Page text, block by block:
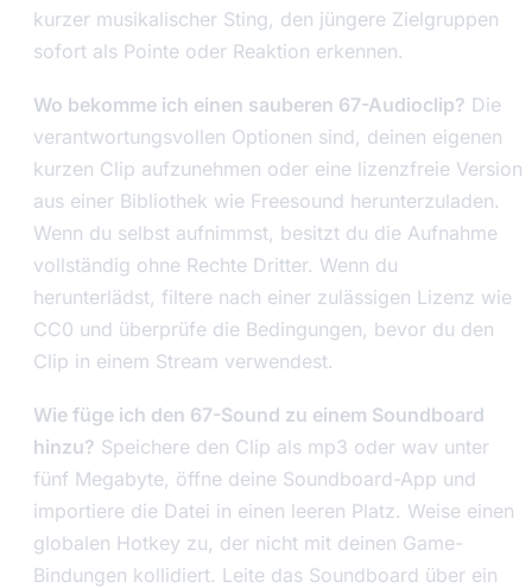
kurzer musikalischer Sting, den jüngere Zielgruppen
sofort als Pointe oder Reaktion erkennen.
Wo bekomme ich einen sauberen 67-Audioclip? Die
verantwortungsvollen Optionen sind, deinen eigenen
kurzen Clip aufzunehmen oder eine lizenzfreie Version
aus einer Bibliothek wie Freesound herunterzuladen.
Wenn du selbst aufnimmst, besitzt du die Aufnahme
vollständig ohne Rechte Dritter. Wenn du
herunterlädst, filtere nach einer zulässigen Lizenz wie
CC0 und überprüfe die Bedingungen, bevor du den
Clip in einem Stream verwendest.
Wie füge ich den 67-Sound zu einem Soundboard
hinzu? Speichere den Clip als mp3 oder wav unter
fünf Megabyte, öffne deine Soundboard-App und
importiere die Datei in einen leeren Platz. Weise einen
globalen Hotkey zu, der nicht mit deinen Game-
Bindungen kollidiert. Leite das Soundboard über ein